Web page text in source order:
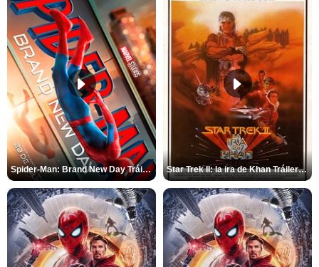
Spider-Man: Brand New Day Tráiler (3) Star Trek II: la ira de Khan Tráiler VO